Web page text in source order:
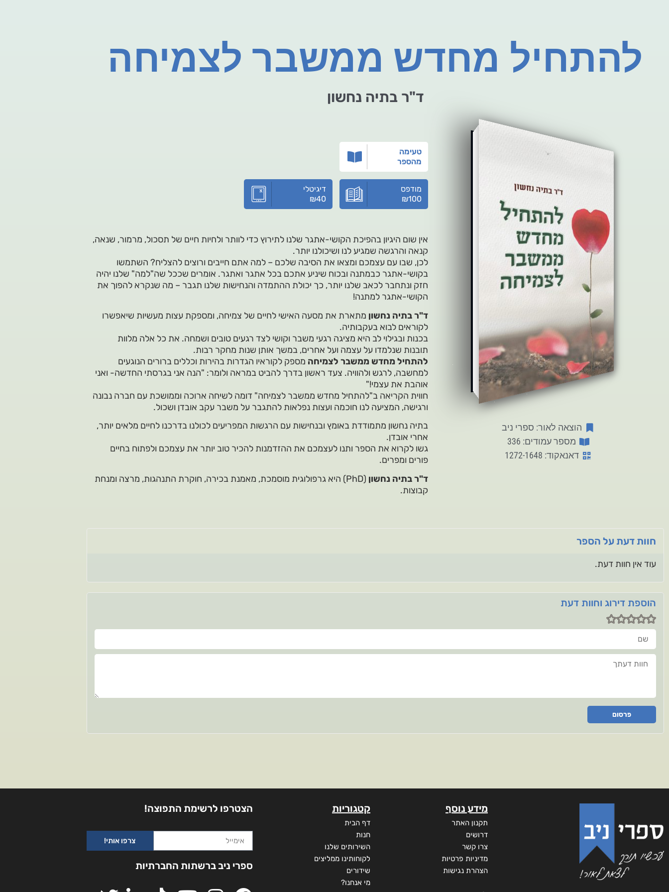
להתחיל מחדש ממשבר לצמיחה
ד"ר בתיה נחשון
הוצאה לאור: ספרי ניב
מספר עמודים: 336
דאנאקוד: 1272-1648
טעימה
מהספר
מודפס
₪100
דיגיטלי
₪40
אין שום היגיון בהפיכת הקושי-אתגר שלנו לתירוץ כדי לוותר ולחיות חיים של תסכול, מרמור, שנאה,
קנאה והרגשה שמגיע לנו ושיכולנו יותר.
לכן, שבו עם עצמכם ומצאו את הסיבה שלכם – למה אתם חייבים ורוצים להצליח? השתמשו
בקושי-אתגר כבמתנה ובכוח שיניע אתכם בכל אתגר ואתגר. אומרים שככל שה"למה" שלנו יהיה
חזק ונתחבר לכאב שלנו יותר, כך יכולת ההתמדה והנחישות שלנו תגבר – מה שנקרא להפוך את
הקושי-אתגר למתנה!
ד"ר בתיה נחשון מתארת את מסעה האישי לחיים של צמיחה, ומספקת עצות מעשיות שיאפשרו
לקוראים לבוא בעקבותיה.
בכנות ובגילוי לב היא מציגה רגעי משבר וקושי לצד רגעים טובים ושמחה. את כל אלה מלוות
תובנות שנלמדו על עצמה ועל אחרים, במשך אותן שנות מחקר רבות.
להתחיל מחדש ממשבר לצמיחה מספק לקוראיו הגדרות בהירות וכללים ברורים הנוגעים
למחשבה, לרגש ולהוויה. צעד ראשון בדרך להביט במראה ולומר: "הנה אני בגרסתי החדשה- ואני
אוהבת את עצמי!"
חווית הקריאה ב"להתחיל מחדש ממשבר לצמיחה" דומה לשיחה ארוכה וממושכת עם חברה נבונה
ורגישה, המציעה לנו חוכמה ועצות נפלאות להתגבר על משבר עקב אובדן ושכול.
בתיה נחשון מתמודדת באומץ ובנחישות עם הרגשות המפריעים לכולנו בדרכנו לחיים מלאים יותר,
אחרי אובדן.
גשו לקרוא את הספר ותנו לעצמכם את ההזדמנות להכיר טוב יותר את עצמכם ולפתוח בחיים
פורים ומפרים.
ד"ר בתיה נחשון
(PhD) היא גרפולוגית מוסמכת, מאמנת בכירה, חוקרת התנהגות, מרצה ומנחת
קבוצות.
חוות דעת על הספר
עוד אין חוות דעת.
הוספת דירוג וחוות דעת
שם
חוות דעתך
פרסום
מידע נוסף
תקנון האתר
דרושים
צרו קשר
מדיניות פרטיות
הצהרת נגישות
קטגוריות
דף הבית
חנות
השירותים שלנו
לקוחותינו ממליצים
שידורים
מי אנחנו?
הצטרפו לרשימת התפוצה!
צרפו אותי!
ספרי ניב ברשתות החברתיות